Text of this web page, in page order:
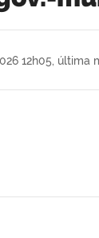
12h05, última